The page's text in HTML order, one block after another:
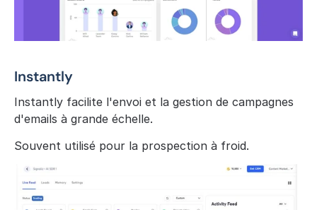
Instantly
Instantly facilite l'envoi et la gestion de campagnes
d'emails à grande échelle.
Souvent utilisé pour la prospection à froid.